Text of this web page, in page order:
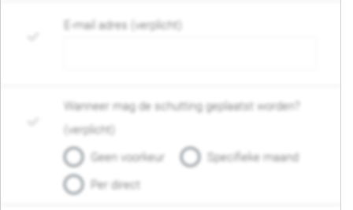
E-mail adres (verplicht)
Wanneer mag de schutting geplaatst worden?
(verplicht)
Geen voorkeur
Specifieke maand
Per direct